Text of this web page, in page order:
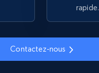
Country code, Model number,
rapide.
Contactez-nous